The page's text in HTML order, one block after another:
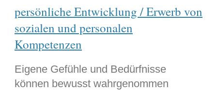
persönliche Entwicklung / Erwerb von
sozialen und personalen
Kompetenzen
Eigene Gefühle und Bedürfnisse
können bewusst wahrgenommen